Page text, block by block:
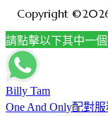
Copyright
請點擊以下其中一
Billy Tam
One And Only配對